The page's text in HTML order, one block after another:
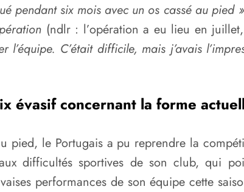
pendant six mois avec un os cassé au pied »
(ndlr : l’opération a eu lieu en
l’équipe. C’était difficile, mais j’avais
évasif concernant la forme
pied, le Portugais a pu reprendre la
difficultés sportives de son club, qui
performances de son équipe cette